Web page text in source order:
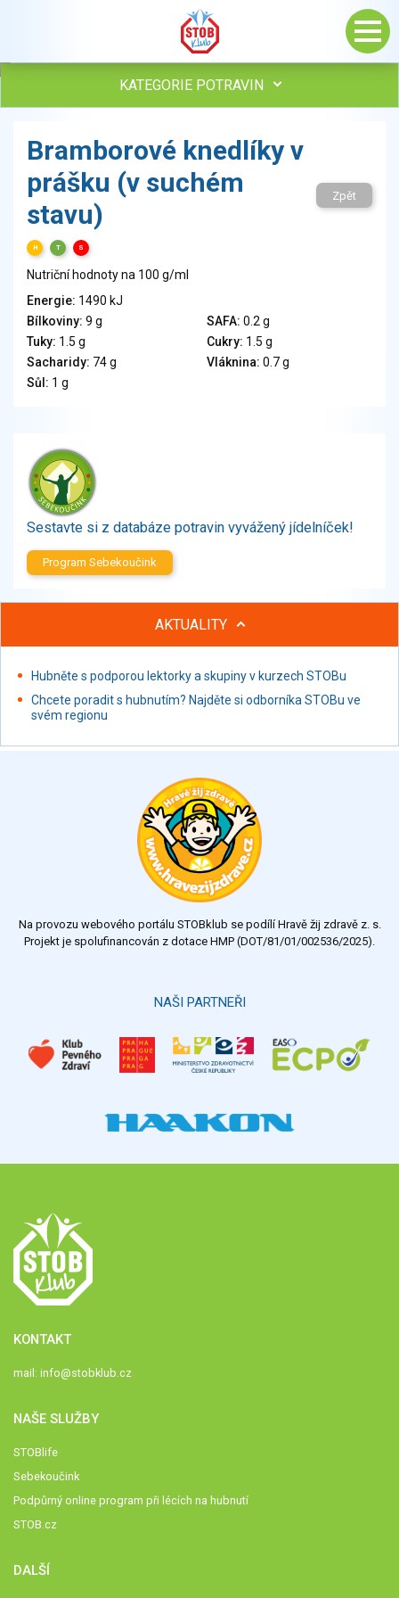
KATEGORIE POTRAVIN
Vejce
Mléko
Mléčné výrobky
Sýry
Veganské a vegetariánské výrobky
Tuky
Obiloviny, mouka, cereální výrobky
Chléb, pečivo, křehké chleby, pufované výrobky
Přílohy
Ovoce
Ořechy, semena
Sladkosti, slané výrobky
Zmrzliny
Ochucovadla, přísady, sladidla
Sušené směsi
Polotovary, hotové pokrmy
Proteinové výrobky, doplňky stravy
Studená kuchyně, lahůdkářské výrobky
Bramborové knedlíky v
prášku (v suchém
stavu)
H T S
Zpět
Nutriční hodnoty na 100 g/ml
Energie: 1490 kJ
Bílkoviny: 9 g SAFA: 0.2 g
Tuky: 1.5 g Cukry: 1.5 g
Sacharidy: 74 g Vláknina: 0.7 g
Sůl: 1 g
Sestavte si z databáze potravin vyvážený jídelníček!
Program Sebekoučink
AKTUALITY
Hubněte s podporou lektorky a skupiny v kurzech STOBu
Chcete poradit s hubnutím? Najděte si odborníka STOBu ve
svém regionu
Na provozu webového portálu STOBklub se podílí Hravě žij zdravě z. s.
Projekt je spolufinancován z dotace HMP (DOT/81/01/002536/2025).
NAŠI PARTNEŘI
KONTAKT
mail: info@stobklub.cz
NAŠE SLUŽBY
STOBlife
Sebekoučink
Podpůrný online program při lécích na hubnutí
STOB.cz
DALŠÍ